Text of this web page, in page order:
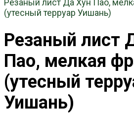
Резаный лист Да Хун Пао,
(утесный терруар Уишань)
Резаный лист
Пао, мелкая
(утесный
Уишань)